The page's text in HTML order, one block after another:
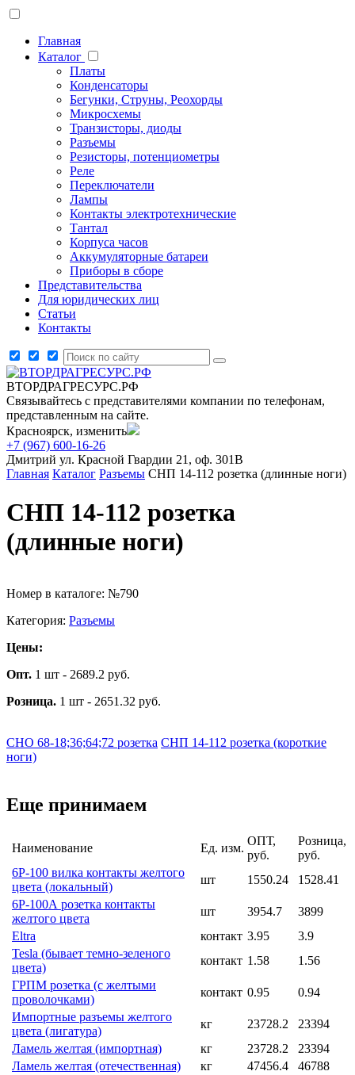
Главная
Каталог
Платы
Конденсаторы
Бегунки, Струны, Реохорды
Микросхемы
Транзисторы, диоды
Разъемы
Резисторы, потенциометры
Реле
Переключатели
Лампы
Контакты электротехнические
Тантал
Корпуса часов
Аккумуляторные батареи
Приборы в сборе
Представительства
Для юридических лиц
Статьи
Контакты
ВТОРДРАГРЕСУРС.РФ
Связывайтесь с представителями компании по телефонам,
представленным на сайте.
Красноярск, изменить
+7 (967) 600-16-26
Дмитрий ул. Красной Гвардии 21, оф. 301В
Главная Каталог Разъемы СНП 14-112 розетка (длинные ноги)
СНП 14-112 розетка
(длинные ноги)
Номер в каталоге: №790
Категория: Разъемы
Цены:
Опт. 1 шт - 2689.2 руб.
Розница. 1 шт - 2651.32 руб.
СНО 68-18;36;64;72 розетка СНП 14-112 розетка (короткие
ноги)
Еще принимаем
Наименование Ед. изм.
ОПТ,
руб.
Розница,
руб.
6Р-100 вилка контакты желтого
цвета (локальный)
шт 1550.24
1528.41
6Р-100А розетка контакты
желтого цвета
шт 3954.7
3899
Eltra
контакт 3.95
3.9
Tesla (бывает темно-зеленого
цвета)
контакт 1.58
1.56
ГРПМ розетка (с желтыми
проволочками)
контакт 0.95
0.94
Импортные разъемы желтого
цвета (лигатура)
кг 23728.2
23394
Ламель желтая (импортная)
кг 23728.2
23394
Ламель желтая (отечественная)
кг 47456.4
46788